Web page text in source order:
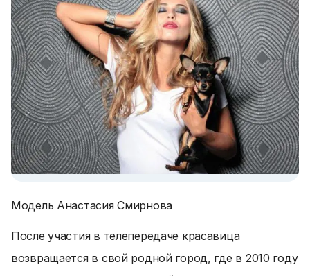
Модель Анастасия Смирнова
После участия в телепередаче красавица
возвращается в свой родной город, где в 2010 году